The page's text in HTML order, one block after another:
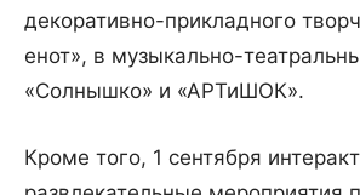
декоративно-прикладного
енот», в музыкально-
«Солнышко» и «АРТиШОК».
Кроме того, 1 сентября